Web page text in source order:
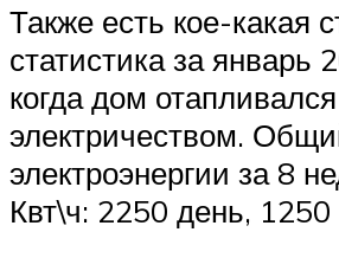
Также есть кое-какая
статистика за январь
когда дом отапливался
электричеством.
электроэнергии за 8
Квт\ч: 2250 день, 1250